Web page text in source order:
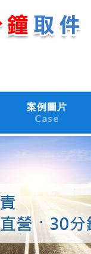
案例圖片
Case